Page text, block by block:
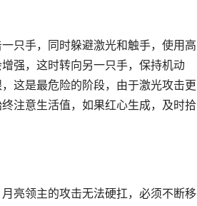
只手，同时躲避激光和触手，使用高
强，这时转向另一只手，保持机动
这是最危险的阶段，由于激光攻击更
注意生活值，如果红心生成，及时拾
亮领主的攻击无法硬扛，必须不断移